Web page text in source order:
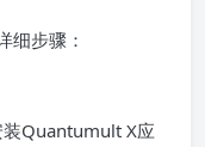
细步骤：
Quantumult X应